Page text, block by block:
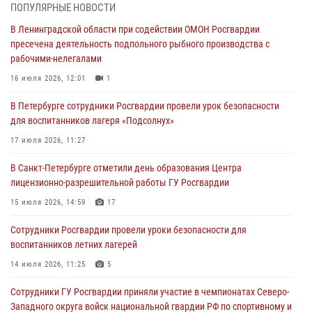
06 августа 2026, 13:39 1
В Центральном районе росгвардейцы оперативно задержали
хулигана, стрелявшего из пускового устройства рядом с жилыми
домами
06 августа 2026, 11:36
Сотрудники и военнослужащие Росгвардии обеспечили
правопорядок при проведении матча "Зенит" - "Балтика"
06 августа 2026, 07:30
В Выборгском районе наряд Росгвардии обнаружил
разыскиваемый преступный автотранспорт
05 августа 2026, 12:25 2
Петербургские росгвардейцы обнаружили объявленный в розыск
автомобиль, ранее использовавшийся при совершении кражи в
Ленобласти
ПОПУЛЯРНЫЕ НОВОСТИ
В Ленинградской области при содействии ОМОН Росгвардии
пресечена деятельность подпольного рыбного производства с
рабочими-нелегалами
16 июля 2026, 12:01 1
В Петербурге сотрудники Росгвардии провели урок безопасности
для воспитанников лагеря «Подсолнух»
17 июля 2026, 11:27
В Санкт-Петербурге отметили день образования Центра
лицензионно-разрешительной работы ГУ Росгвардии
15 июля 2026, 14:59 17
Сотрудники Росгвардии провели уроки безопасности для
воспитанников летних лагерей
14 июля 2026, 11:25 5
Сотрудники ГУ Росгвардии приняли участие в чемпионатах Северо-
Западного округа войск национальной гвардии РФ по спортивному и